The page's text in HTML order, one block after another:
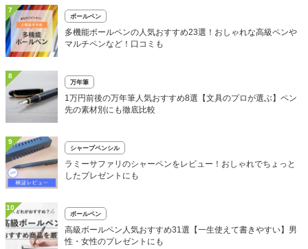
7
ボールペン
多機能ボールペンの人気おすすめ23選！おしゃれな高級ペンや
マルチペンなど！口コミも
8
万年筆
1万円前後の万年筆人気おすすめ8選【文具のプロが選ぶ】ペン
先の素材別にも徹底比較
9
シャープペンシル
ラミーサファリのシャーペンをレビュー！おしゃれでちょっと
したプレゼントにも
10
ボールペン
高級ボールペン人気おすすめ31選【一生使えて書きやすい】男
性・女性のプレゼントにも